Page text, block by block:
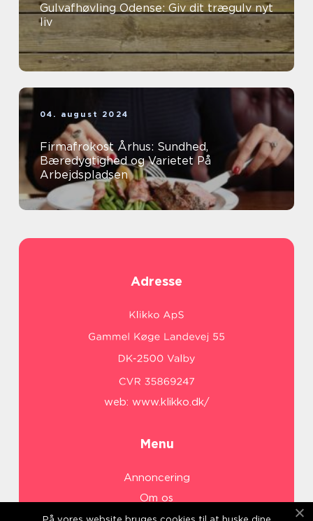
Gulvafhøvling Odense: Giv dit trægulv nyt
liv
04. august 2024
Firmafrokost Århus: Sundhed,
Bæredygtighed og Varietet På
Arbejdspladsen
Adresse
web: www.klikko.dk/
Menu
Annoncering
Om os
Cookies